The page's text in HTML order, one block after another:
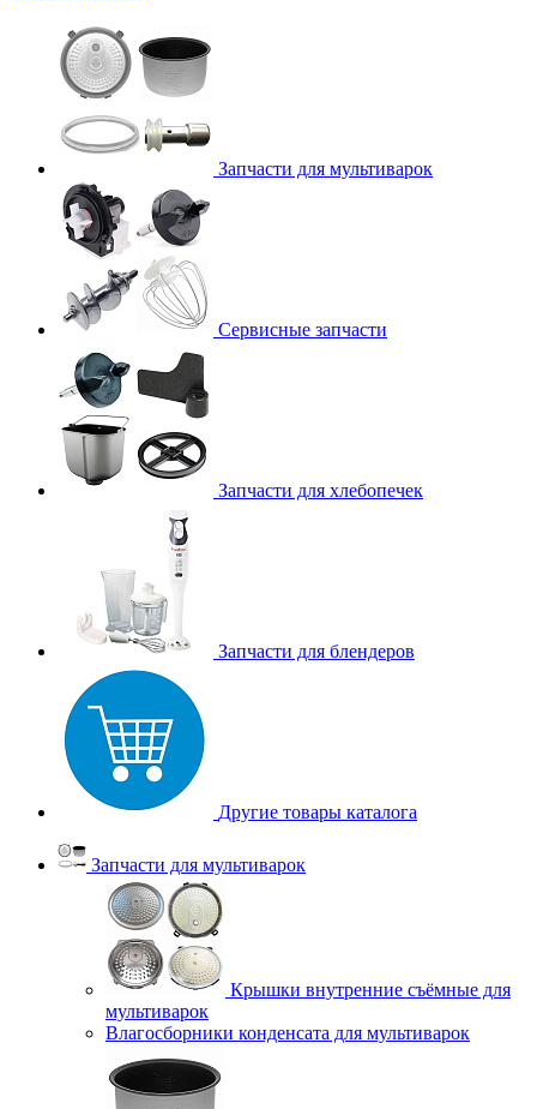
Запчасти для мультиварок
Сервисные запчасти
Запчасти для хлебопечек
Запчасти для блендеров
Другие товары каталога
Запчасти для мультиварок
Крышки внутренние съёмные для
мультиварок
Влагосборники конденсата для мультиварок